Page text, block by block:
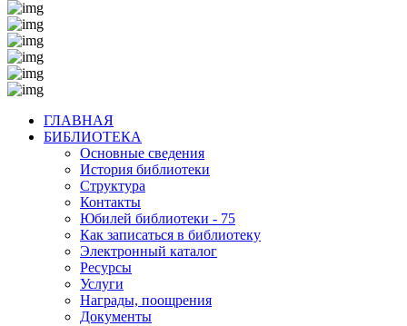
ГЛАВНАЯ
БИБЛИОТЕКА
Основные сведения
История библиотеки
Структура
Контакты
Юбилей библиотеки - 75
Как записаться в библиотеку
Электронный каталог
Ресурсы
Услуги
Награды, поощрения
Документы